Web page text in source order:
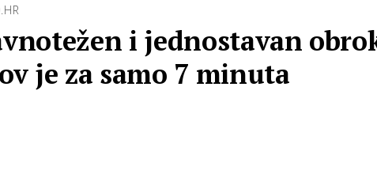
i jednostavan
je za samo 7 minuta